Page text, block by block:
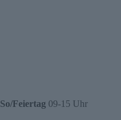
So/Feiertag 09-15 Uhr